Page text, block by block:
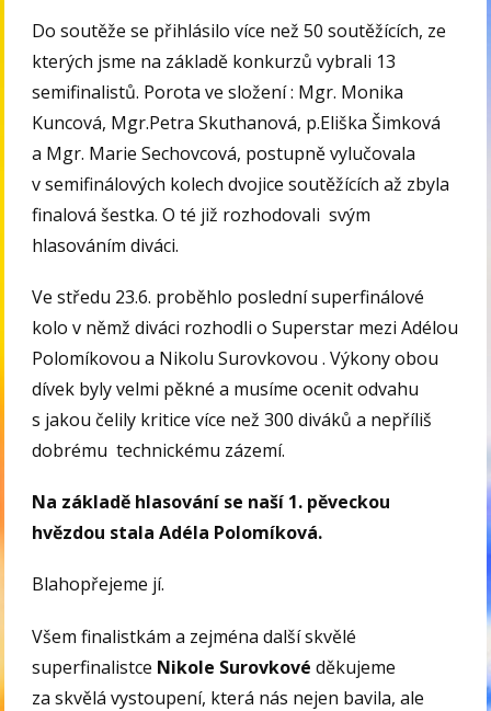
Do soutěže se přihlásilo více než 50 soutěžících, ze
kterých jsme na základě konkurzů vybrali 13
semifinalistů. Porota ve složení : Mgr. Monika
Kuncová, Mgr.Petra Skuthanová, p.Eliška Šimková
a Mgr. Marie Sechovcová, postupně vylučovala
v semifinálových kolech dvojice soutěžících až zbyla
finalová šestka. O té již rozhodovali svým
hlasováním diváci.
Ve středu 23.6. proběhlo poslední superfinálové
kolo v němž diváci rozhodli o Superstar mezi Adélou
Polomíkovou a Nikolu Surovkovou . Výkony obou
dívek byly velmi pěkné a musíme ocenit odvahu
s jakou čelily kritice více než 300 diváků a nepříliš
dobrému technickému zázemí.
Na základě hlasování se naší 1. pěveckou
hvězdou stala Adéla Polomíková.
Blahopřejeme jí.
Všem finalistkám a zejména další skvělé
superfinalistce Nikole Surovkovéděkujeme
za skvělá vystoupení, která nás nejen bavila, ale